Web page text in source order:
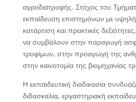
αγροδιατροφής. Στόχος του
εκπαίδευση επιστημόνων με
κατάρτιση και πρακτικές
να συμβάλουν στην παραγωγή
τροφίμων, στην προαγωγή της
στην καινοτομία της βιομηχανίας
Η εκπαιδευτική διαδικασία
διδασκαλία, εργαστηριακή